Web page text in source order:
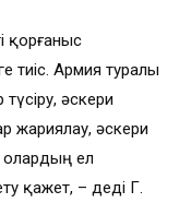
қорғаныс
тиіс. Армия туралы
әскери
жариялау, әскери
ел
қажет, – деді Г.